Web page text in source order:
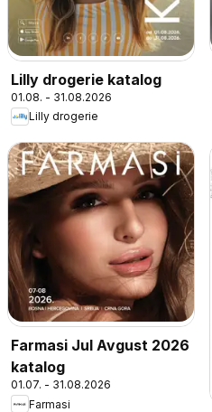
Lilly drogerie katalog
01.08. - 31.08.2026
Lilly drogerie
Farmasi Jul Avgust 2026
katalog
01.07. - 31.08.2026
Farmasi